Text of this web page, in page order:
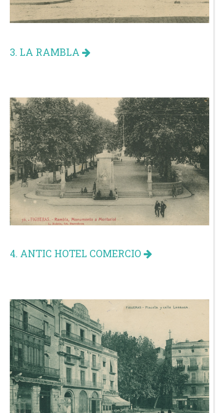
3. LA RAMBLA
4. ANTIC HOTEL COMERCIO